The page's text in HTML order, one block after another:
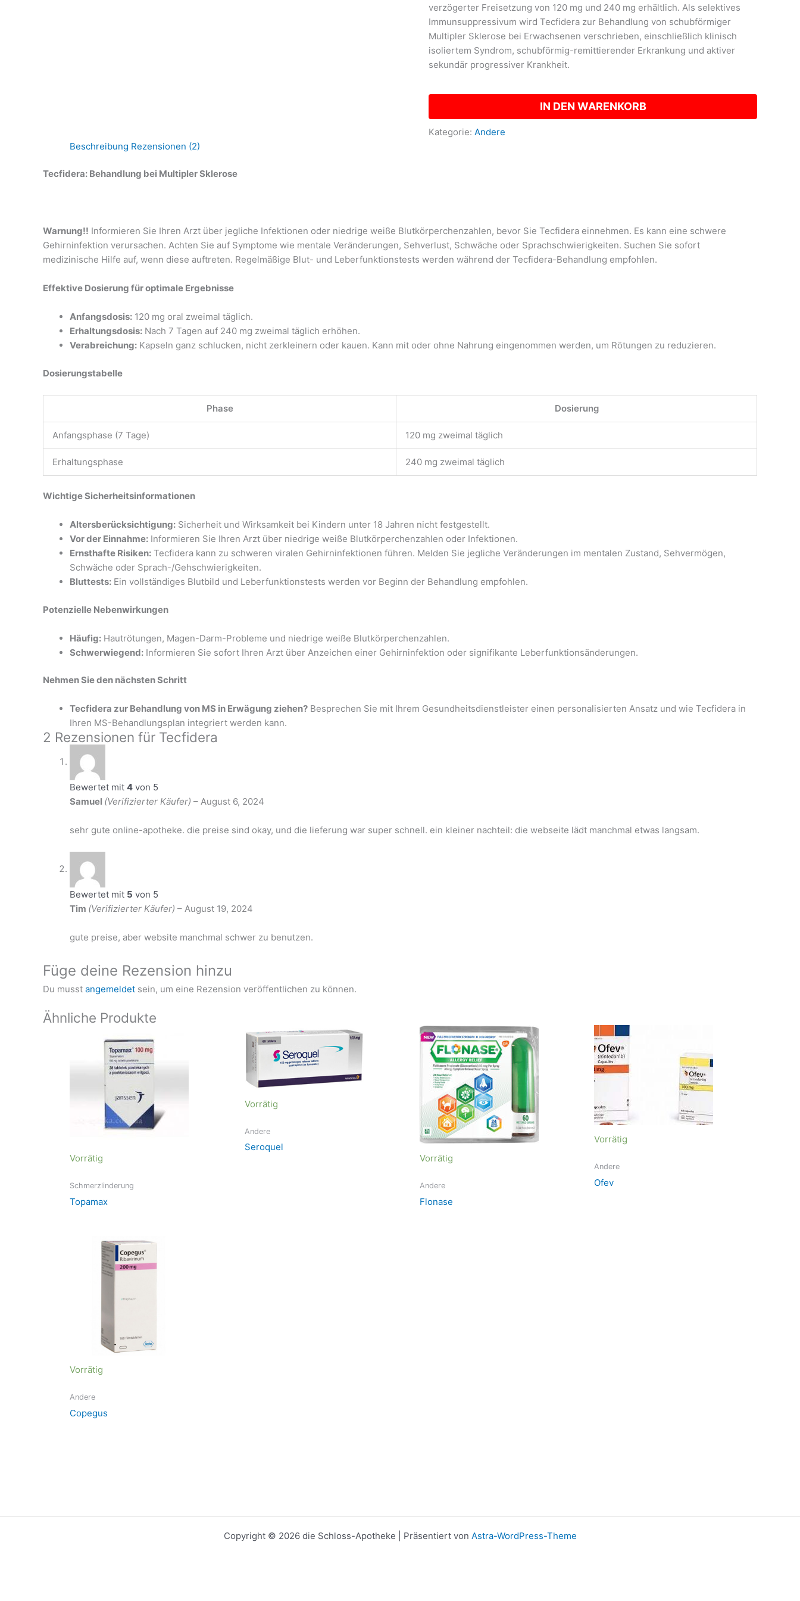
verzögerter Freisetzung von 120 mg und 240 mg erhältlich. Als selektives
Immunsuppressivum wird Tecfidera zur Behandlung von schubförmiger
Multipler Sklerose bei Erwachsenen verschrieben, einschließlich klinisch
isoliertem Syndrom, schubförmig-remittierender Erkrankung und aktiver
sekundär progressiver Krankheit.
IN DEN WARENKORB
Kategorie: Andere
Beschreibung Rezensionen (2)
Tecfidera: Behandlung bei Multipler Sklerose
Warnung!! Informieren Sie Ihren Arzt über jegliche Infektionen oder niedrige weiße Blutkörperchenzahlen, bevor Sie Tecfidera einnehmen. Es kann eine schwere
Gehirninfektion verursachen. Achten Sie auf Symptome wie mentale Veränderungen, Sehverlust, Schwäche oder Sprachschwierigkeiten. Suchen Sie sofort
medizinische Hilfe auf, wenn diese auftreten. Regelmäßige Blut- und Leberfunktionstests werden während der Tecfidera-Behandlung empfohlen.
Effektive Dosierung für optimale Ergebnisse
Anfangsdosis: 120 mg oral zweimal täglich.
Erhaltungsdosis: Nach 7 Tagen auf 240 mg zweimal täglich erhöhen.
Verabreichung: Kapseln ganz schlucken, nicht zerkleinern oder kauen. Kann mit oder ohne Nahrung eingenommen werden, um Rötungen zu reduzieren.
Dosierungstabelle
Phase Dosierung
Anfangsphase (7 Tage) 120 mg zweimal täglich
Erhaltungsphase 240 mg zweimal täglich
Wichtige Sicherheitsinformationen
Altersberücksichtigung: Sicherheit und Wirksamkeit bei Kindern unter 18 Jahren nicht festgestellt.
Vor der Einnahme: Informieren Sie Ihren Arzt über niedrige weiße Blutkörperchenzahlen oder Infektionen.
Ernsthafte Risiken: Tecfidera kann zu schweren viralen Gehirninfektionen führen. Melden Sie jegliche Veränderungen im mentalen Zustand, Sehvermögen,
Schwäche oder Sprach-/Gehschwierigkeiten.
Bluttests: Ein vollständiges Blutbild und Leberfunktionstests werden vor Beginn der Behandlung empfohlen.
Potenzielle Nebenwirkungen
Häufig: Hautrötungen, Magen-Darm-Probleme und niedrige weiße Blutkörperchenzahlen.
Schwerwiegend: Informieren Sie sofort Ihren Arzt über Anzeichen einer Gehirninfektion oder signifikante Leberfunktionsänderungen.
Nehmen Sie den nächsten Schritt
Tecfidera zur Behandlung von MS in Erwägung ziehen? Besprechen Sie mit Ihrem Gesundheitsdienstleister einen personalisierten Ansatz und wie Tecfidera in
Ihren MS-Behandlungsplan integriert werden kann.
2 Rezensionen für Tecfidera
Bewertet mit 4 von 5
Samuel (Verifizierter Käufer) – August 6, 2024
sehr gute online-apotheke. die preise sind okay, und die lieferung war super schnell. ein kleiner nachteil: die webseite lädt manchmal etwas langsam.
Bewertet mit 5 von 5
Tim (Verifizierter Käufer) – August 19, 2024
gute preise, aber website manchmal schwer zu benutzen.
Füge deine Rezension hinzu
Du musst angemeldet sein, um eine Rezension veröffentlichen zu können.
Ähnliche Produkte
Vorrätig
Schmerzlinderung
Topamax
Vorrätig
Andere
Seroquel
Vorrätig
Andere
Flonase
Vorrätig
Andere
Ofev
Vorrätig
Andere
Copegus
Copyright © 2026 die Schloss-Apotheke | Präsentiert von Astra-WordPress-Theme